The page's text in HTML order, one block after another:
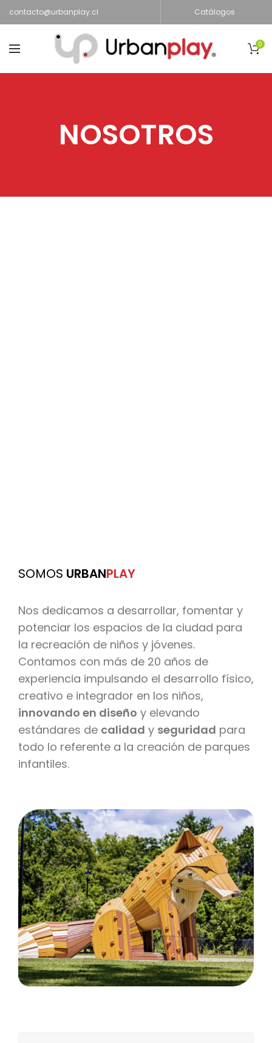
contacto@urbanplay.cl Catálogos
0
NOSOTROS
SOMOS URBANPLAY
Nos dedicamos a desarrollar, fomentar y
potenciar los espacios de la ciudad para
la recreación de niños y jóvenes.
Contamos con más de 20 años de
experiencia impulsando el desarrollo físico,
creativo e integrador en los niños,
innovando en diseño y elevando
estándares de calidad y seguridad para
todo lo referente a la creación de parques
infantiles.